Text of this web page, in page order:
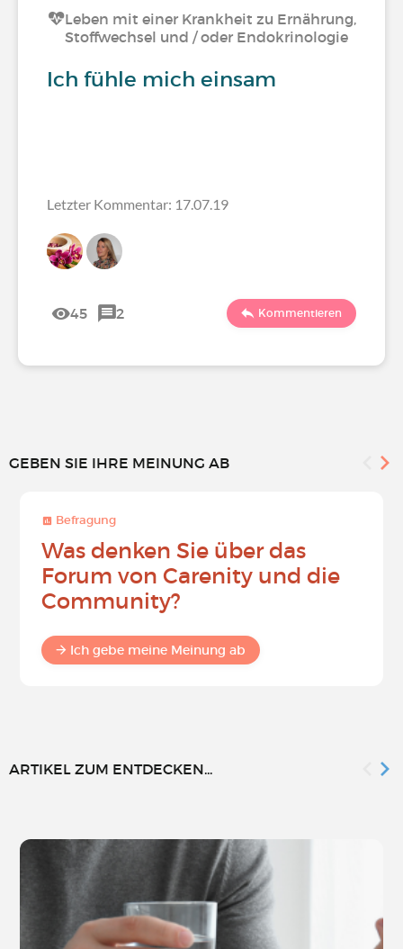
Leben mit einer Krankheit zu Ernährung,
Stoffwechsel und / oder Endokrinologie
Ich fühle mich einsam
Letzter Kommentar: 17.07.19
45 2 Kommentieren
GEBEN SIE IHRE MEINUNG AB
Befragung
Was denken Sie über das
Forum von Carenity und die
Community?
Ich gebe meine Meinung ab
ARTIKEL ZUM ENTDECKEN...